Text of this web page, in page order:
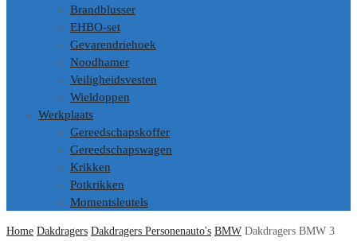
Brandblusser
EHBO-set
Gevarendriehoek
Noodhamer
Veiligheidsvesten
Wieldoppen
Werkplaats
Gereedschapskoffer
Gereedschapswagen
Krikken
Potkrikken
Momentsleutels
Home Dakdragers Dakdragers Personenauto's BMW Dakdragers BMW 3